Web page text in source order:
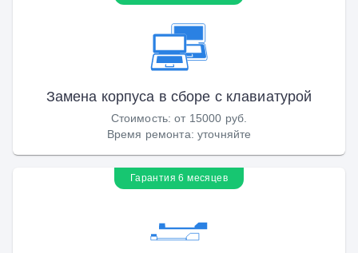
Замена корпуса в сборе с клавиатурой
Стоимость:от 15000 руб.
Время ремонта: уточняйте
Гарантия 6 месяцев